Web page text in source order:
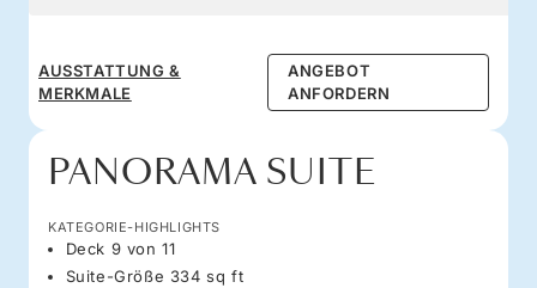
AUSSTATTUNG &
MERKMALE
ANGEBOT
ANFORDERN
PANORAMA SUITE
KATEGORIE-HIGHLIGHTS
Deck 9 von 11
Suite-Größe 334 sq ft